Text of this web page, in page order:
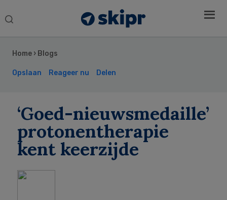
Search
Home › Blogs
Opslaan Reageer nu Delen
‘Goed-nieuwsmedaille’
protonentherapie
kent keerzijde
Sidebar